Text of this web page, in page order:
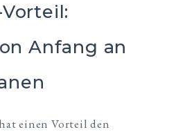
Anfang an
einen Vorteil den